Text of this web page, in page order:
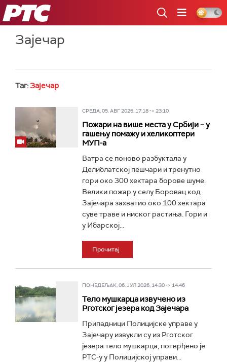
РТС
Зајечар
Таг: Зајечар
СРЕДА, 05. АВГ 2026, 17:18 -> 23:10
Пожари на више места у Србији – у
гашењу помажу и хеликоптери
МУП-а
Ватра се поново разбуктала у
Делиблатској пешчари и тренутно
гори око 300 хектара борове шуме.
Велики пожар у селу Боровац код
Зајечара захватио око 100 хектара
суве траве и ниског растиња. Гори и
у Ибарској...
Прочитај
ПОНЕДЕЉАК, 06. ЈУЛ 2026, 14:30 -> 14:46
Тело мушкарца извучено из
Рготског језера код Зајечара
Припадници Полицијске управе у
Зајечару извукли су из Рготског
језера тело мушкарца, потврђено је
РТС-у у Полицијској управи...